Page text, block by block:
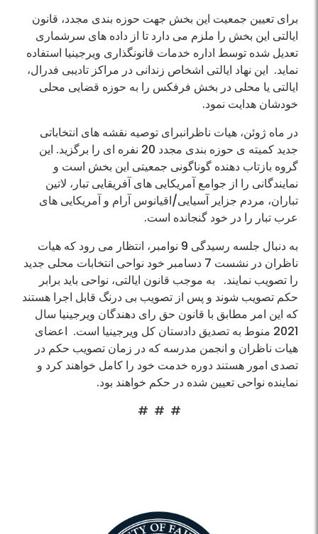
برای تعیین جمعیت این بخش جهت حوزه بندی مجدد، قانون
ایالتی این بخش را ملزم می دارد تا از داده های سرشماری
تعدیل شده توسط اداره خدمات قانونگذاری ویرجینیا استفاده
نماید. این نهاد ایالتی اشخاص زندانی در مراکز تادیبی فدرال،
ایالتی یا محلی در بخش فرفکس را به حوزه قضایی محلی
خودشان هدایت نمود.
در ماه ژوئن، هیات ناظرانبرای توصیه نقشه های انتخاباتی
جدید کمیته ی حوزه بندی مجدد 20 نفره ای را برگزید. این
گروه بازتاب دهنده گوناگونی جمعیتی این بخش است و
نمایندگانی را از جوامع آمریکایی های آفریقایی تبار، لاتین
تباران، مردم جزایر آسیایی/اقیانوس آرام و آمریکایی های
عرب تبار را در خود گنجانده است.
به دنبال جلسه رسیدگی 9 نوامبر، انتظار می رود که هیات
ناظران در نشست 7 دسامبر خود نواحی انتخابات محلی جدید
را تصویب نمایند. به موجب قانون ایالتی، نواحی باید برابر
حکم تصویب شوند و پس از تصویب بی درنگ قابل اجرا هستند
که این امر مطابق با قانون حق رای دهندگان ویرجینیا سال
2021 منوط به تصدیق دادستان کل ویرجینیا است. اعضای
هیات ناظران و انجمن مدرسه که در زمان تصویب حکم در
تصدی امور هستند دوره خدمت خود را کامل خواهند کرد و
نماینده نواحی تعیین شده در حکم خواهند بود.
# # #